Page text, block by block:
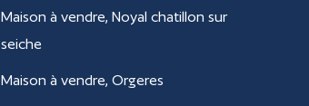
Maison à vendre, Noyal chatillon sur
seiche
Maison à vendre, Orgeres